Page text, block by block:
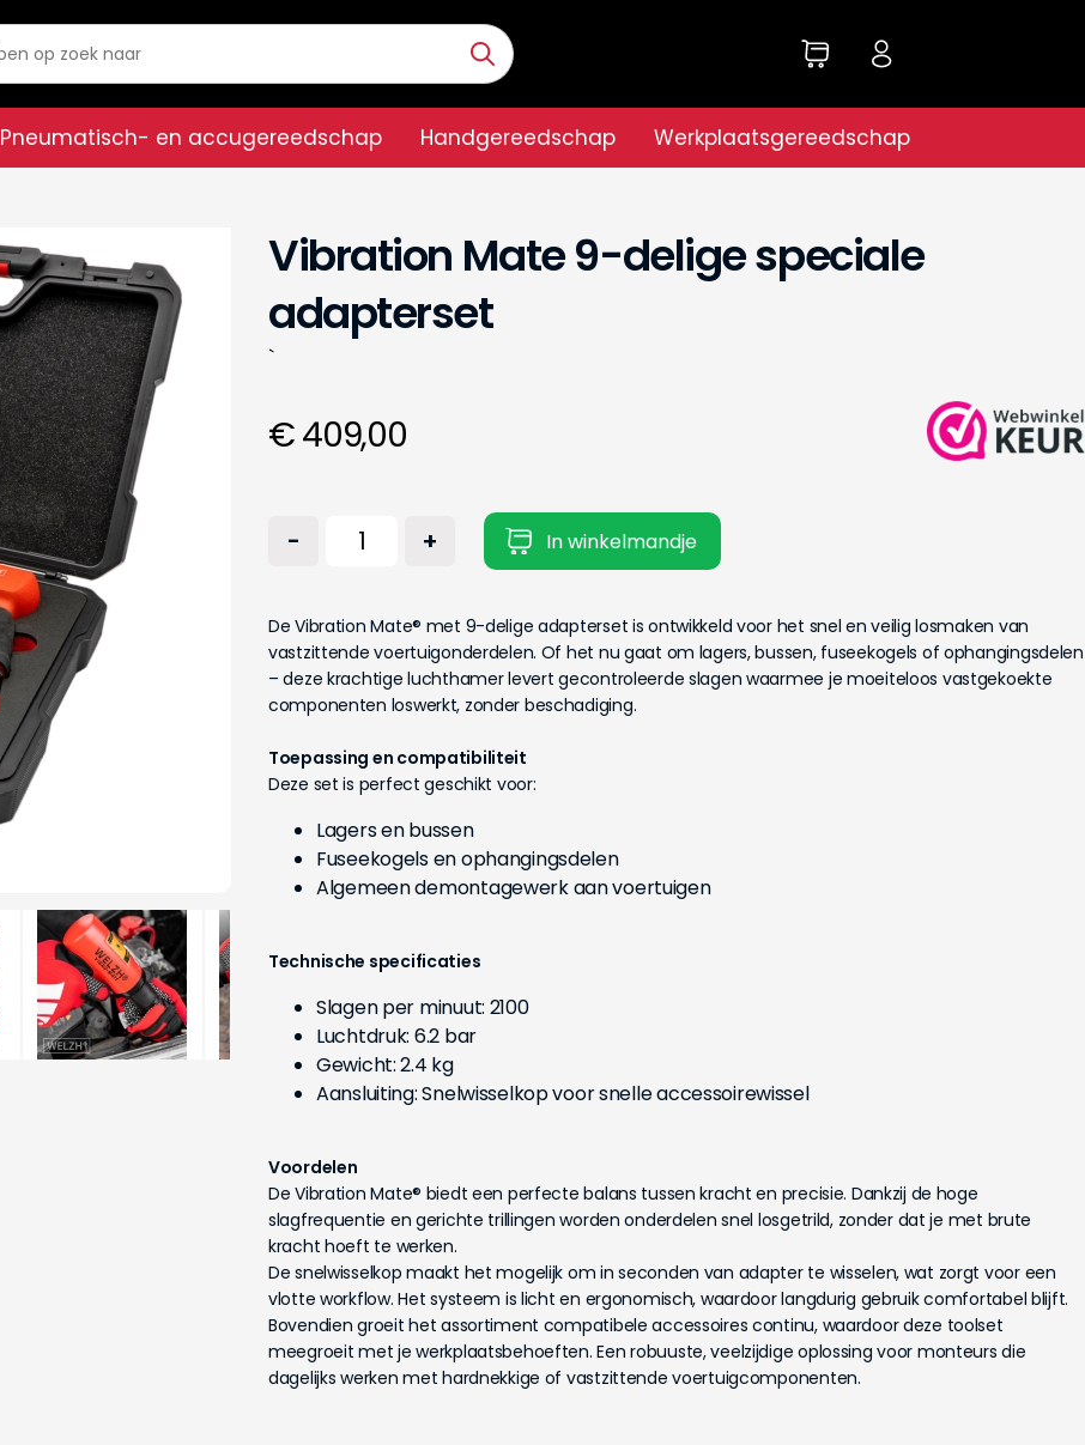
Pneumatisch- en accugereedschap Handgereedschap Werkplaatsgereedschap
Vibration Mate 9-delige speciale
adapterset
`
€ 409,00
- + In winkelmandje
De Vibration Mate® met 9-delige adapterset is ontwikkeld voor het snel en veilig losmaken van
vastzittende voertuigonderdelen. Of het nu gaat om lagers, bussen, fuseekogels of ophangingsdelen
– deze krachtige luchthamer levert gecontroleerde slagen waarmee je moeiteloos vastgekoekte
componenten loswerkt, zonder beschadiging.
Toepassing en compatibiliteit
Deze set is perfect geschikt voor:
Lagers en bussen
Fuseekogels en ophangingsdelen
Algemeen demontagewerk aan voertuigen
Technische specificaties
Slagen per minuut: 2100
Luchtdruk: 6.2 bar
Gewicht: 2.4 kg
Aansluiting: Snelwisselkop voor snelle accessoirewissel
Voordelen
De Vibration Mate® biedt een perfecte balans tussen kracht en precisie. Dankzij de hoge
slagfrequentie en gerichte trillingen worden onderdelen snel losgetrild, zonder dat je met brute
kracht hoeft te werken.
De snelwisselkop maakt het mogelijk om in seconden van adapter te wisselen, wat zorgt voor een
vlotte workflow. Het systeem is licht en ergonomisch, waardoor langdurig gebruik comfortabel blijft.
Bovendien groeit het assortiment compatibele accessoires continu, waardoor deze toolset
meegroeit met je werkplaatsbehoeften. Een robuuste, veelzijdige oplossing voor monteurs die
dagelijks werken met hardnekkige of vastzittende voertuigcomponenten.